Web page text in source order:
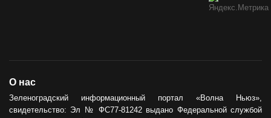
Сила тыла
30.05.2024
О нас
Зеленоградский информационный портал «Волна Ньюз»,
свидетельство: Эл № ФС77-81242 выдано Федеральной службой